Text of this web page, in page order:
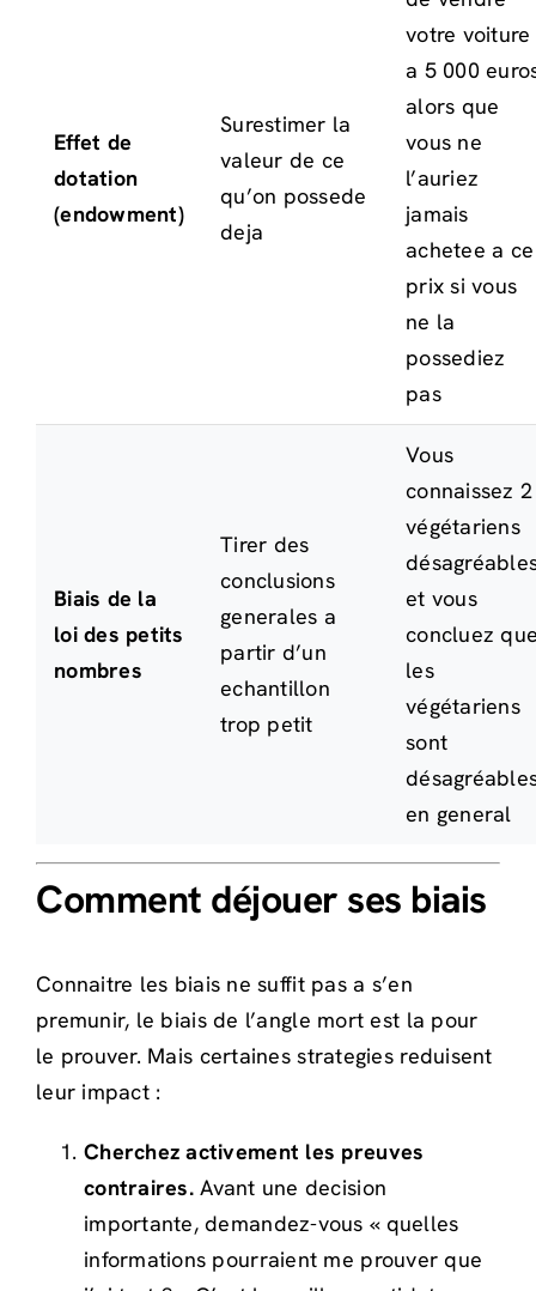
Effet de
dotation
(endowment)
Surestimer la
valeur de ce
qu’on possede
deja
votre voiture
a 5 000
alors que
vous ne
l’auriez
jamais
achetee a ce
prix si vous
ne la
possediez
pas
Biais de la
loi des petits
nombres
Tirer des
conclusions
generales a
partir d’un
echantillon
trop petit
Vous
connaissez 2
végétariens
et vous
concluez
les
végétariens
sont
en general
Comment déjouer ses biais
Connaitre les biais ne suffit pas a s’en
premunir, le biais de l’angle mort est la pour
le prouver. Mais certaines strategies reduisent
leur impact :
Cherchez activement les preuves
contraires.Avant une decision
importante, demandez-vous « quelles
informations pourraient me prouver que